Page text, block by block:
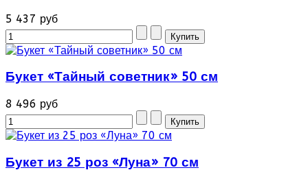
5 437 руб
Букет «Тайный советник» 50 см
8 496 руб
Букет из 25 роз «Луна» 70 см